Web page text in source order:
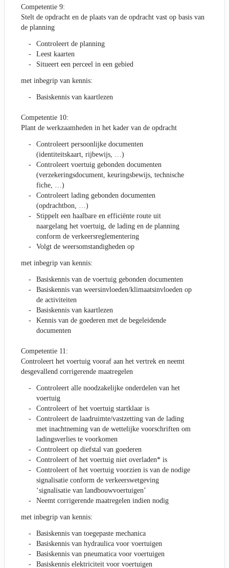
Competentie 9:
Stelt de opdracht en de plaats van de opdracht vast op basis van
de planning
Controleert de planning
Leest kaarten
Situeert een perceel in een gebied
met inbegrip van kennis:
Basiskennis van kaartlezen
Competentie 10:
Plant de werkzaamheden in het kader van de opdracht
Controleert persoonlijke documenten
(identiteitskaart, rijbewijs, …)
Controleert voertuig gebonden documenten
(verzekeringsdocument, keuringsbewijs, technische
fiche, …)
Controleert lading gebonden documenten
(opdrachtbon, …)
Stippelt een haalbare en efficiënte route uit
naargelang het voertuig, de lading en de planning
conform de verkeersreglementering
Volgt de weersomstandigheden op
met inbegrip van kennis:
Basiskennis van de voertuig gebonden documenten
Basiskennis van weersinvloeden/klimaatsinvloeden op
de activiteiten
Basiskennis van kaartlezen
Kennis van de goederen met de begeleidende
documenten
Competentie 11:
Controleert het voertuig vooraf aan het vertrek en neemt
desgevallend corrigerende maatregelen
Controleert alle noodzakelijke onderdelen van het
voertuig
Controleert of het voertuig startklaar is
Controleert de laadruimte/vastzetting van de lading
met inachtneming van de wettelijke voorschriften om
ladingsverlies te voorkomen
Controleert op diefstal van goederen
Controleert of het voertuig niet overladen* is
Controleert of het voertuig voorzien is van de nodige
signalisatie conform de verkeerswetgeving
‘signalisatie van landbouwvoertuigen’
Neemt corrigerende maatregelen indien nodig
met inbegrip van kennis:
Basiskennis van toegepaste mechanica
Basiskennis van hydraulica voor voertuigen
Basiskennis van pneumatica voor voertuigen
Basiskennis elektriciteit voor voertuigen